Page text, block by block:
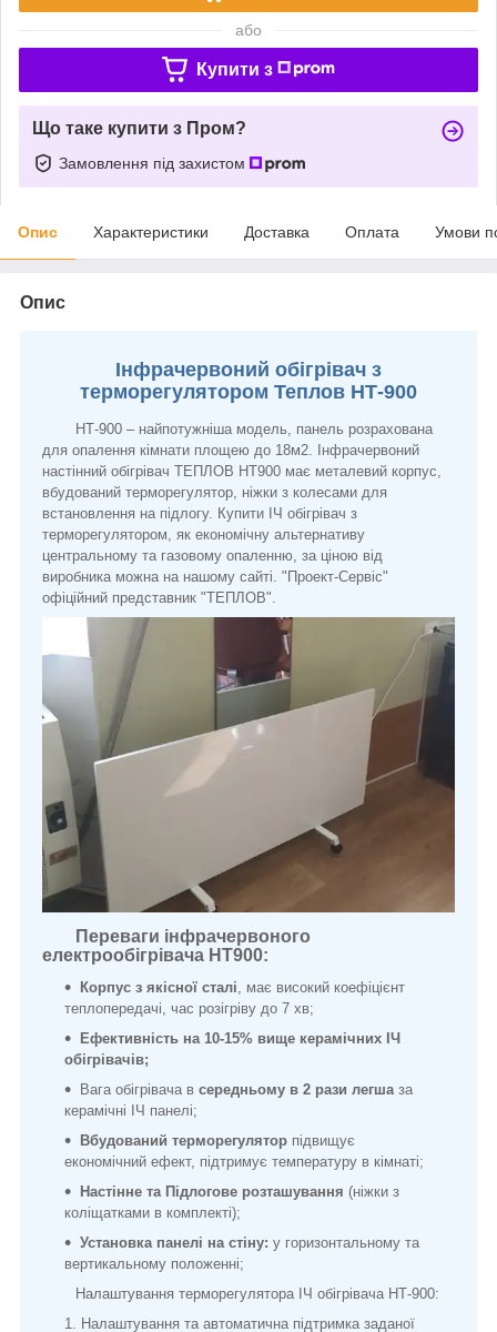
або
Купити з
Що таке купити з Пром?
Замовлення під захистом
Опис Характеристики Доставка Оплата Умови
Опис
Інфрачервоний обігрівач з
терморегулятором Теплов НТ-900
НТ-900 – найпотужніша модель, панель розрахована
для опалення кімнати площею до 18м2. Інфрачервоний
настінний обігрівач ТЕПЛОВ НТ900 має металевий корпус,
вбудований терморегулятор, ніжки з колесами для
встановлення на підлогу. Купити ІЧ обігрівач з
терморегулятором, як економічну альтернативу
центральному та газовому опаленню, за ціною від
виробника можна на нашому сайті. "Проект-Сервіс"
офіційний представник "ТЕПЛОВ".
Переваги інфрачервоного
електрообігрівача НТ900:
Корпус з якісної сталі , має високий коефіцієнт
теплопередачі, час розігріву до 7 хв;
Ефективність на 10-15% вище керамічних ІЧ
обігрівачів;
Вага обігрівача в середньому в 2 рази легша за
керамічні ІЧ панелі;
Вбудований терморегулятор підвищує
економічний ефект, підтримує температуру в кімнаті;
Настінне та Підлогове розташування (ніжки з
коліщатками в комплекті);
Установка панелі на стіну: у горизонтальному та
вертикальному положенні;
Налаштування терморегулятора ІЧ обігрівача НТ-900:
Налаштування та автоматична підтримка заданої